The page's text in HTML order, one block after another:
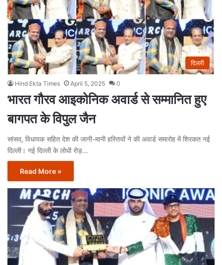
दिल्ली
Hind Ekta Times April 5, 2025 0
भारत गौरव आइकोनिक अवार्ड से सम्मानित हुए
बागपत के विपुल जैन
सांसद, विधायक सहित देश की जानी-मानी हस्तियों ने की अवार्ड समारोह में शिरकत नई
दिल्ली। नई दिल्ली के लोधी रोड़…
Read More »